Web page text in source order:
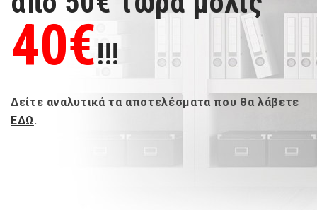
40€!!!
Δείτε αναλυτικά τα αποτελέσματα που θα λάβετε
ΕΔΩ.